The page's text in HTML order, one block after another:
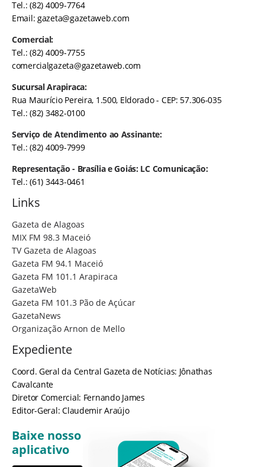
Tel.: (82) 4009-7764
Email:gazeta@gazetaweb.com
Comercial:
Tel.: (82) 4009-7755
comercialgazeta@gazetaweb.com
Sucursal Arapiraca:
Rua Maurício Pereira, 1.500, Eldorado - CEP: 57.306-035
Tel.: (82) 3482-0100
Serviço de Atendimento ao Assinante:
Tel.: (82) 4009-7999
Representação - Brasília e Goiás: LC Comunicação:
Tel.: (61) 3443-0461
Links
Gazeta de Alagoas
MIX FM 98.3 Maceió
TV Gazeta de Alagoas
Gazeta FM 94.1 Maceió
Gazeta FM 101.1 Arapiraca
GazetaWeb
Gazeta FM 101.3 Pão de Açúcar
GazetaNews
Organização Arnon de Mello
Expediente
Coord. Geral da Central Gazeta de Notícias: Jônathas
Cavalcante
Diretor Comercial: Fernando James
Editor-Geral: Claudemir Araújo
Baixe nosso
aplicativo